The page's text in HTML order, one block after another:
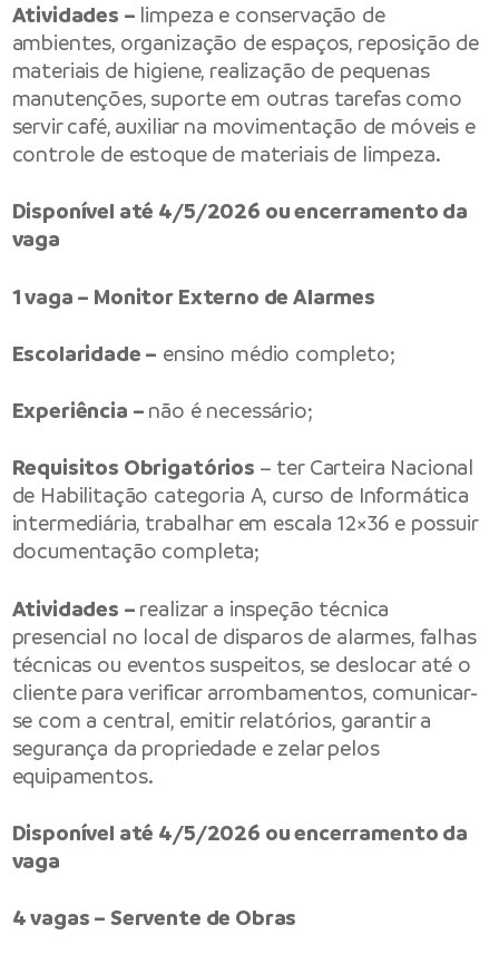
Atividades – limpeza e conservação de
ambientes, organização de espaços, reposição de
materiais de higiene, realização de pequenas
manutenções, suporte em outras tarefas como
servir café, auxiliar na movimentação de móveis e
controle de estoque de materiais de limpeza.
Disponível até 4/5/2026 ou encerramento da
vaga
1 vaga – Monitor Externo de Alarmes
Escolaridade – ensino médio completo;
Experiência – não é necessário;
Requisitos Obrigatórios – ter Carteira Nacional
de Habilitação categoria A, curso de Informática
intermediária, trabalhar em escala 12×36 e possuir
documentação completa;
Atividades – realizar a inspeção técnica
presencial no local de disparos de alarmes, falhas
técnicas ou eventos suspeitos, se deslocar até o
cliente para verificar arrombamentos, comunicar-
se com a central, emitir relatórios, garantir a
segurança da propriedade e zelar pelos
equipamentos.
Disponível até 4/5/2026 ou encerramento da
vaga
4 vagas – Servente de Obras